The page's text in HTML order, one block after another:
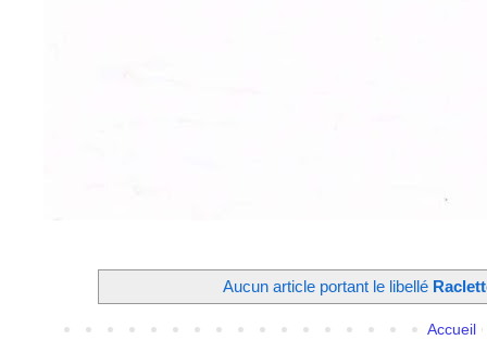
Aucun article portant le libellé
Accueil